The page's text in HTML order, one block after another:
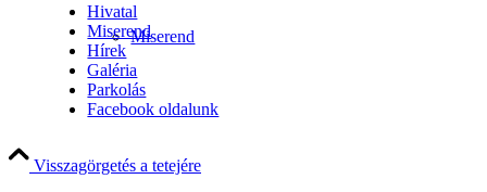
Miserend
Hivatal
Miserend
Hírek
Galéria
Parkolás
Facebook oldalunk
Visszagörgetés a tetejére